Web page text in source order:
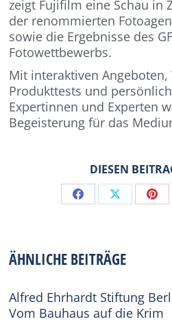
zeigt Fujifilm eine Schau in
der renommierten
sowie die Ergebnisse des
Fotowettbewerbs.
Mit interaktiven Angeboten,
Produkttests und
Expertinnen und Experten
Begeisterung für das
DIESEN
Share Share
ÄHNLICHE BEITRÄGE
Alfred Ehrhardt Stiftung
Vom Bauhaus auf die Krim